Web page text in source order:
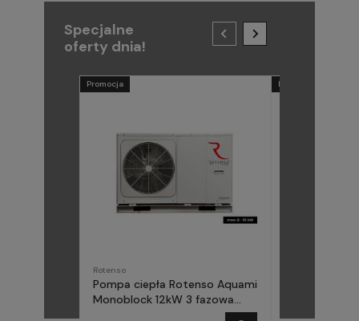
Specjalne
oferty dnia!
Rotenso
Pompa ciepła Rotenso Aquami
Monoblock 12kW 3 fazowa
Promocja Promocja